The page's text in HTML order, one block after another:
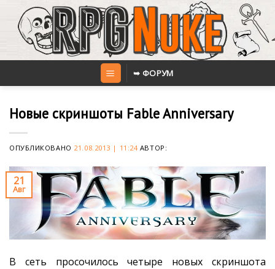
content
➥ ФОРУМ
Новые скриншоты Fable Anniversary
ОПУБЛИКОВАНО 21.08.2013 | 11:24АВТОР:
21
Авг
В сеть просочилось четыре новых скриншота